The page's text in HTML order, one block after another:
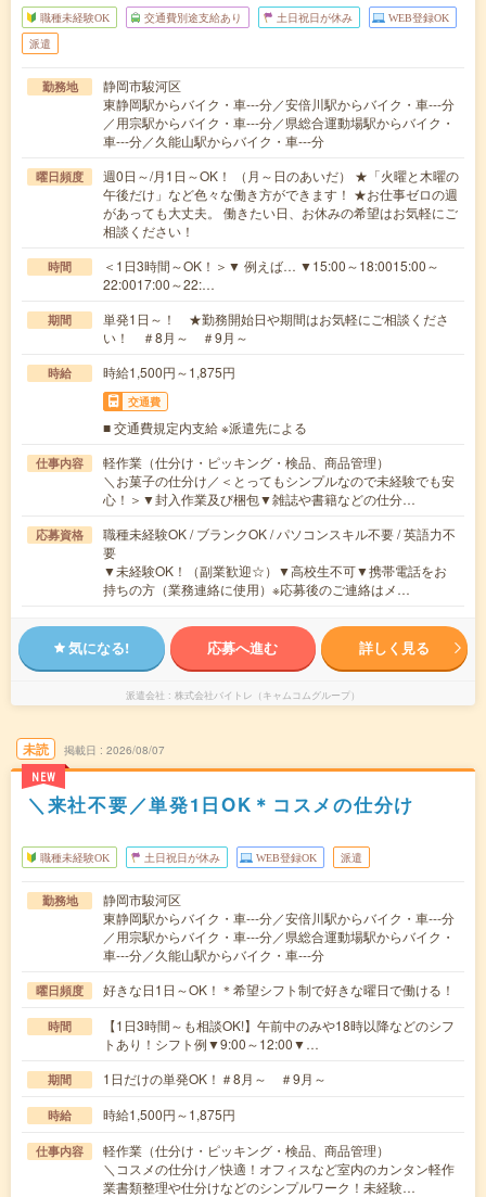
職種未経験OK 交通費別途支給あり 土日祝日が休み WEB登録OK
派遣
勤務地
静岡市駿河区
東静岡駅からバイク・車---分／安倍川駅からバイク・車---分
／用宗駅からバイク・車---分／県総合運動場駅からバイク・
車---分／久能山駅からバイク・車---分
曜日頻度
週0日～/月1日～OK！ （月～日のあいだ） ★「火曜と木曜の
午後だけ」など色々な働き方ができます！ ★お仕事ゼロの週
があっても大丈夫。 働きたい日、お休みの希望はお気軽にご
相談ください！
時間
＜1日3時間～OK！＞▼ 例えば… ▼15:00～18:0015:00～
22:0017:00～22:…
期間
単発1日～！ ★勤務開始日や期間はお気軽にご相談くださ
い！ ＃8月～ ＃9月～
時給 時給1,500円～1,875円
交通費
■ 交通費規定内支給 ※派遣先による
仕事内容
軽作業（仕分け・ピッキング・検品、商品管理）
＼お菓子の仕分け／＜とってもシンプルなので未経験でも安
心！＞▼封入作業及び梱包▼雑誌や書籍などの仕分…
応募資格
職種未経験OK / ブランクOK / パソコンスキル不要 / 英語力不
要
▼未経験OK！（副業歓迎☆）▼高校生不可▼携帯電話をお
持ちの方（業務連絡に使用）※応募後のご連絡はメ…
気になる! 応募へ進む 詳しく見る
派遣会社 株式会社バイトレ（キャムコムグループ）
未読
NEW
掲載日 2026/08/07
＼来社不要／単発1日OK＊コスメの仕分け
職種未経験OK 土日祝日が休み WEB登録OK 派遣
勤務地
静岡市駿河区
東静岡駅からバイク・車---分／安倍川駅からバイク・車---分
／用宗駅からバイク・車---分／県総合運動場駅からバイク・
車---分／久能山駅からバイク・車---分
曜日頻度 好きな日1日～OK！＊希望シフト制で好きな曜日で働ける！
時間
【1日3時間～も相談OK!】午前中のみや18時以降などのシフ
トあり！シフト例▼9:00～12:00▼…
期間 1日だけの単発OK！＃8月～ ＃9月～
時給 時給1,500円～1,875円
仕事内容
軽作業（仕分け・ピッキング・検品、商品管理）
＼コスメの仕分け／快適！オフィスなど室内のカンタン軽作
業書類整理や仕分けなどのシンプルワーク！未経験…